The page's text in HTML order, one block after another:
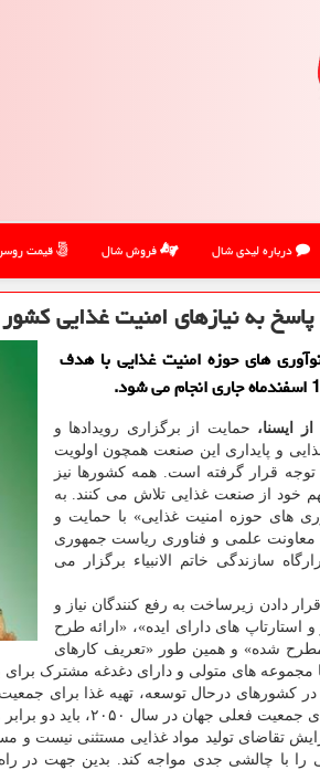
درباره لیدی شال فروش شال قیمت
پاسخ به نیازهای امنیت غذایی کشور
های حوزه امنیت غذایی با هدف
ایسنا، حمایت از برگزاری رویدادها و
و پایداری این صنعت همچون اولویت
قرار گرفته است. همه کشورها نیز
خود از صنعت غذایی تلاش می کنند. به
های حوزه امنیت غذایی» با حمایت و
علمی و فناوری ریاست جمهوری
سازندگی خاتم الانبیاء برگزار می
قرار دادن زیرساخت به رفع کنندگان نیاز و
استارتاپ های دارای ایده»، «ارائه طرح
شده» و همین طور «تعریف کارهای
های متولی و دارای دغدغه مشترک برای
کشورهای درحال توسعه، تهیه غذا برای
باید دو برابر میزان فعلی مواد غذایی تولید کرد.
تقاضای تولید مواد غذایی مستثنی نیست
را با چالشی جدی مواجه کند. بدین جهت در